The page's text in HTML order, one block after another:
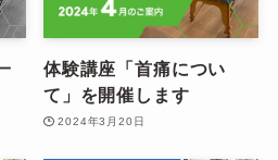
体験講座「首痛につい
て」を開催します
2024年3月20日